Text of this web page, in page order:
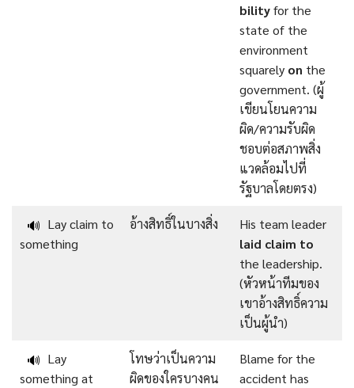
bilityfor the
state of the
environment
squarely on the
government. (ผู้
เขียนโยนความ
ผิด/ความรับผิด
ชอบต่อสภาพสิ่ง
แวดล้อมไปที่
รัฐบาลโดยตรง)
🔊 Lay claim to
something
อ้างสิทธิ์ในบางสิ่ง
His team leader
laid claim to
the leadership.
(หัวหน้าทีมของ
เขาอ้างสิทธิ์ความ
เป็นผู้นำ)
🔊 Lay
something at
โทษว่าเป็นความ
ผิดของใครบางคน
Blame for the
accident has